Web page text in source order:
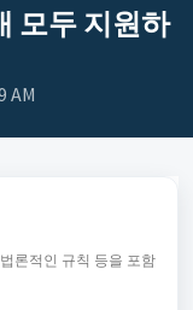
모두 지원하
AM
론적인 규칙 등을 포함